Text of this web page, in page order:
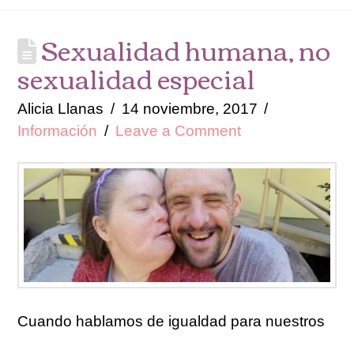
Sexualidad humana, no
sexualidad especial
Alicia Llanas
14 noviembre, 2017
Información
Leave a Comment
Cuando hablamos de igualdad para nuestros